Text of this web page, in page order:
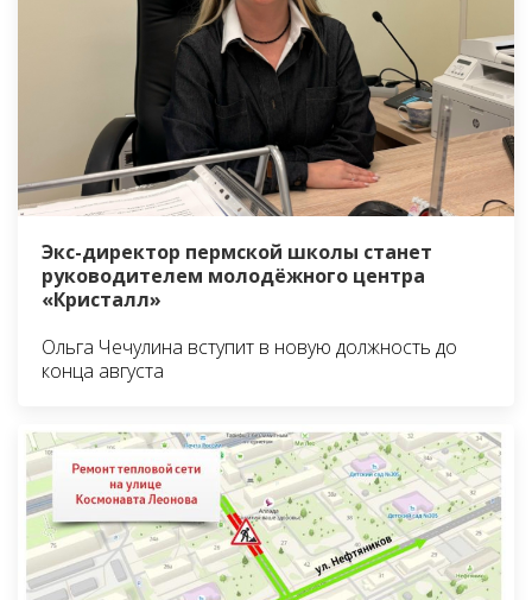
Экс-директор пермской школы станет
руководителем молодёжного центра
«Кристалл»
Ольга Чечулина вступит в новую должность до
конца августа